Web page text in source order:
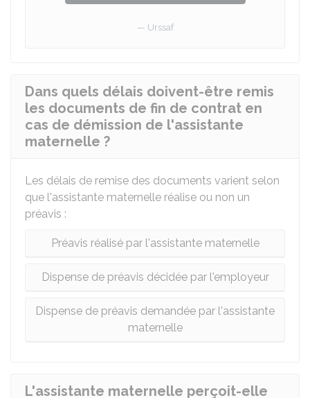
Urssaf
Dans quels délais doivent-être remis
les documents de fin de contrat en
cas de démission de l'assistante
maternelle ?
Les délais de remise des documents varient selon
que l'assistante maternelle réalise ou non un
préavis :
Préavis réalisé par l'assistante maternelle
Dispense de préavis décidée par l'employeur
Dispense de préavis demandée par l'assistante
maternelle
L'assistante maternelle perçoit-elle